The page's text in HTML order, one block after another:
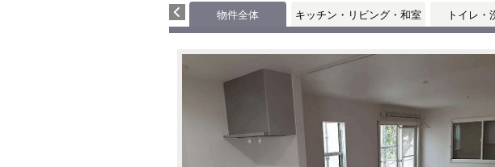
物件全体 キッチン・リビング・和室 トイレ・